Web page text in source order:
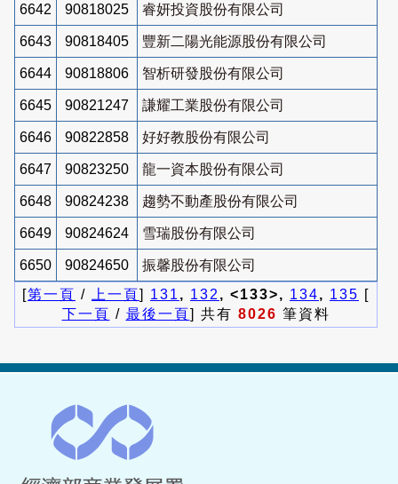
6642 90818025 睿妍投資股份有限公司
6643 90818405 豐新二陽光能源股份有限公司
6644 90818806 智析研發股份有限公司
6645 90821247 謙耀工業股份有限公司
6646 90822858 好好教股份有限公司
6647 90823250 龍一資本股份有限公司
6648 90824238 趨勢不動產股份有限公司
6649 90824624 雪瑞股份有限公司
6650 90824650
振馨股份有限公司
[第一頁 / 上一頁] 131 , 132 , <133>, 134, 135 [
下一頁 / 最後一頁] 共有 8026 筆資料